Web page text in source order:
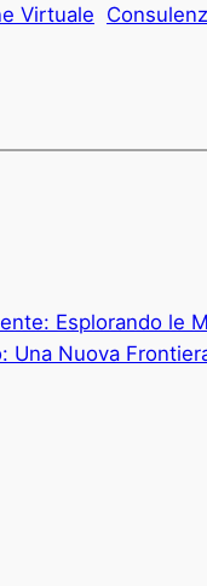
Virtuale
Esplorando le
Una Nuova